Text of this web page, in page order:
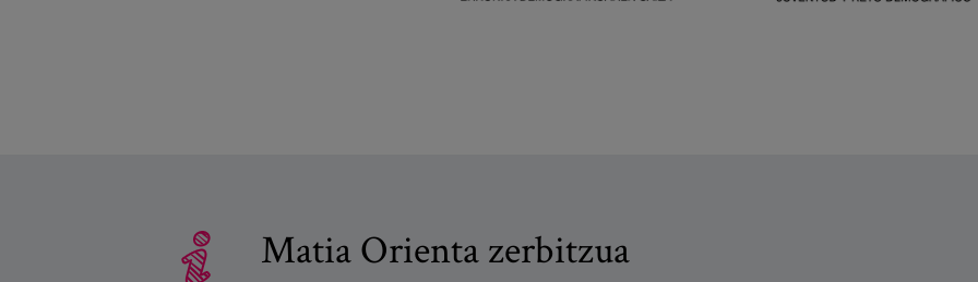
Matia Orienta zerbitzua